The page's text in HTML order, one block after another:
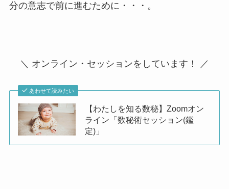
分の意志で前に進むために・・・。
＼ オンライン・セッションをしています！ ／
あわせて読みたい
【わたしを知る数秘】Zoomオン
ライン「数秘術セッション(鑑
定)」